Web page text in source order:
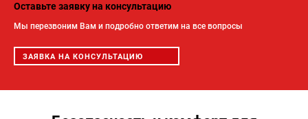
Оставьте заявку на консультацию
Мы перезвоним Вам и подробно ответим на все вопросы
ЗАЯВКА НА КОНСУЛЬТАЦИЮ